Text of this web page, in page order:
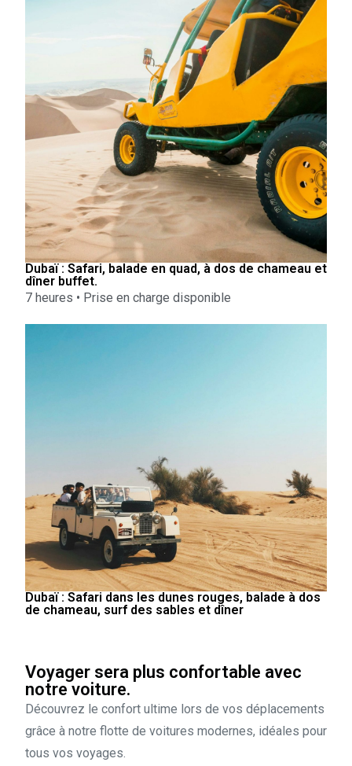
Dubaï : Safari, balade en quad, à dos de chameau et
dîner buffet.
7 heures • Prise en charge disponible
Dubaï : Safari dans les dunes rouges, balade à dos
de chameau, surf des sables et dîner
Voyager sera plus confortable avec
notre voiture.
Découvrez le confort ultime lors de vos déplacements
grâce à notre flotte de voitures modernes, idéales pour
tous vos voyages.